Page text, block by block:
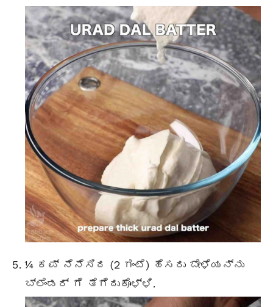
¼ ಕಪ್ ನೆನೆಸಿದ (2 ಗಂಟೆ) ಹೆಸರು ಬೇಳೆಯ ನ್ನು
ಬ್ಲೆಂಡರ್ ಗೆ ತೆಗೆದುಕೊಳ್ಳಿ.